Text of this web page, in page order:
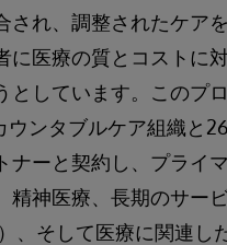
され、調整されたケア
に医療の質とコストに
としています。このプ
ウンタブルケア組織と
ナーと契約し、プライ
精神医療、長期のサー
、そして医療に関連し